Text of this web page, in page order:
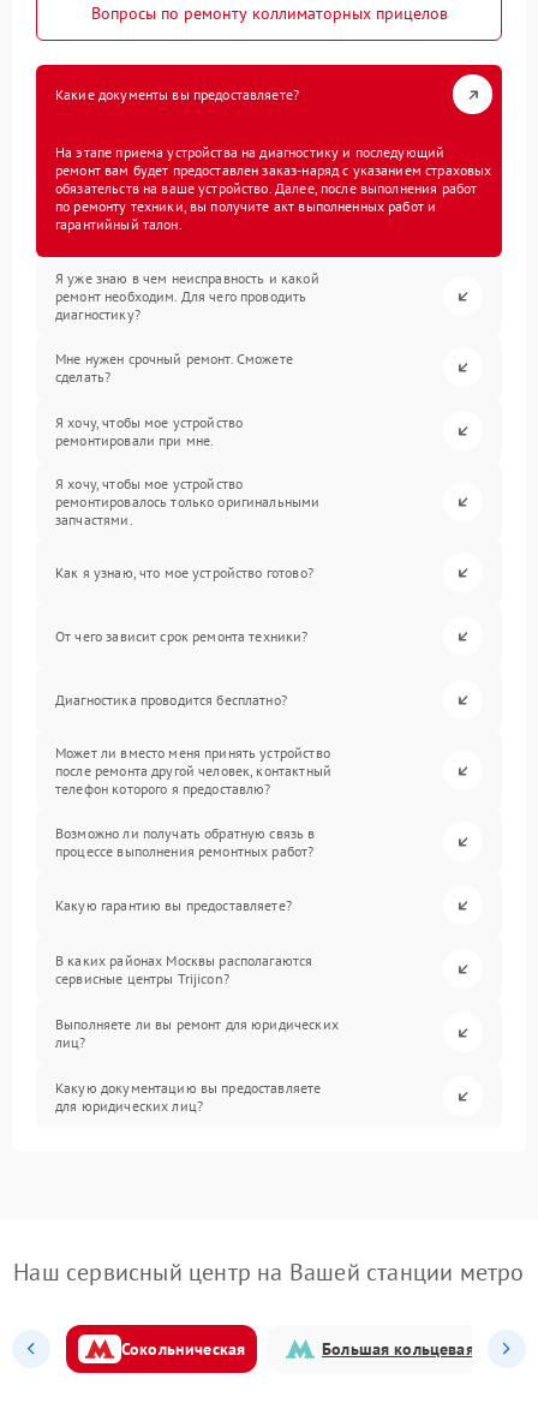
Вопросы по ремонту коллиматорных прицелов
Какие документы вы предоставляете?
На этапе приема устройства на диагностику и последующий
ремонт вам будет предоставлен заказ-наряд с указанием страховых
обязательств на ваше устройство. Далее, после выполнения работ
по ремонту техники, вы получите акт выполненных работ и
гарантийный талон.
Я уже знаю в чем неисправность и какой
ремонт необходим. Для чего проводить
диагностику?
Мне нужен срочный ремонт. Сможете
сделать?
Я хочу, чтобы мое устройство
ремонтировали при мне.
Я хочу, чтобы мое устройство
ремонтировалось только оригинальными
запчастями.
Как я узнаю, что мое устройство готово?
От чего зависит срок ремонта техники?
Диагностика проводится бесплатно?
Может ли вместо меня принять устройство
после ремонта другой человек, контактный
телефон которого я предоставлю?
Возможно ли получать обратную связь в
процессе выполнения ремонтных работ?
Какую гарантию вы предоставляете?
В каких районах Москвы располагаются
сервисные центры Trijicon?
Выполняете ли вы ремонт для юридических
лиц?
Какую документацию вы предоставляете
для юридических лиц?
Наш сервисный центр на Вашей станции метро
Сокольническая Большая кольцевая